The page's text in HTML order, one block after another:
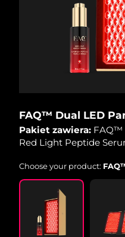
FAQ™ Dual LED
Pakiet zawiera: FAQ™
Red Light Peptide
Choose your product:
Rumunia
Arabia Saudyjska
Singapur